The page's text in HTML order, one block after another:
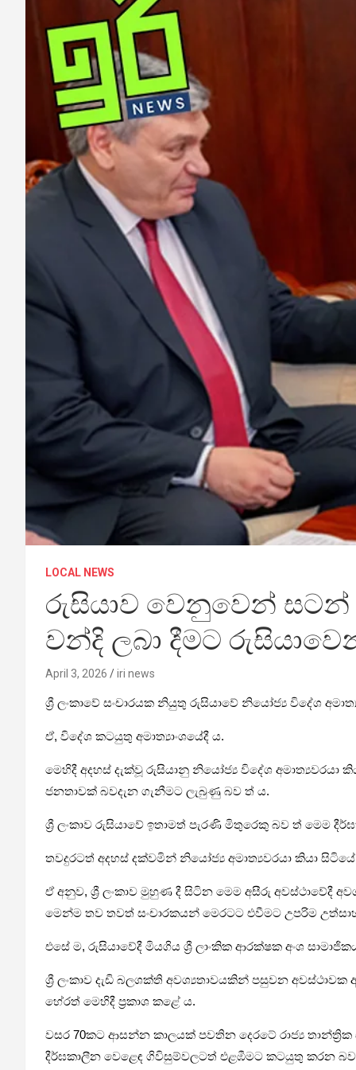
LOCAL NEWS
රුසියාව වෙනුවෙන් සටන්
වන්දි ලබා දීමට
April 3, 2026 iri news
ශ්‍රී ලංකාවේ සංචාරයක නියුතු රුසියාවේ නියෝජ්‍ය විදේශ
ඒ, විදේශ කටයුතු අමාත්‍යාංශයේදී ය.
මෙහිදී අදහස් දැක්වූ රුසියානු නියෝජ්‍ය විදේශ අමාත්‍යවරයා
ජනතාවක් බවදැන ගැනීමට ලැබුණු බව ත් ය.
ශ්‍රී ලංකාව රුසියාවේ ඉතාමත් පැරණි මිතුරෙකු බව ත් මෙම
තවදුරටත් අදහස් දක්වමින් නියෝජ්‍ය අමාත්‍යවරයා කියා
ඒ අනුව, ශ්‍රී ලංකාව මුහුණ දී සිටින මෙම අසීරු
මෙන්ම තව තවත් සංචාරකයන් මෙරටට එවීමට උපරිම
එසේ ම, රුසියාවේදී මියගිය ශ්‍රී ලාංකික ආරක්ෂක අංශ
ශ්‍රී ලංකාව දැඩි බලශක්ති අවශ්‍යතාවයකින් පසුවන
හේරත් මෙහිදී ප්‍රකාශ කළේ ය.
වසර 70කට ආසන්න කාලයක් පවතින දෙරටේ රාජ්‍ය
දීර්ඝකාලීන වෙළෙඳ ගිවිසුම්වලටත් එළඹීමට කටයුතු කරන